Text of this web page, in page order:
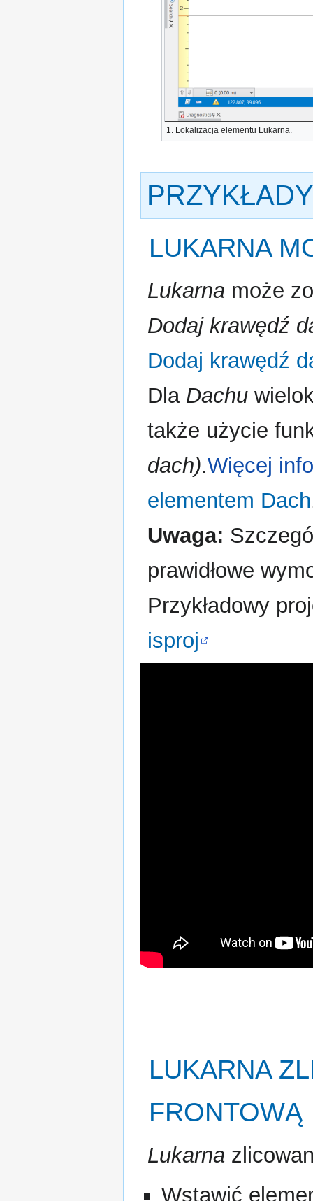
1. Lokalizacja elementu Lukarna.
LUKARNA
Lukarna może
Dodaj krawędź
Dodaj krawędź
Dla Dachu
także użycie
dach).Więcej
elementem Dach
Uwaga:
prawidłowe
Przykładowy
isproj
LUKARNA
FRONTOWĄ
Lukarna
Wstawić